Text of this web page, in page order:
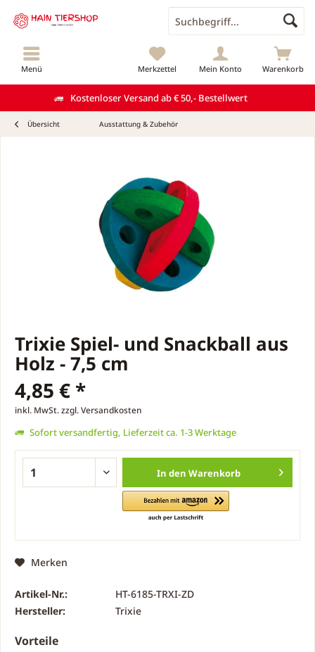
Kostenloser Versand ab € 50,- Bestellwert
Menü Warenkorb
Merkzettel Mein Konto
Übersicht Ausstattung & Zubehör
Trixie Spiel- und Snackball aus
Holz - 7,5 cm
4,85 € *
inkl. MwSt.zzgl. Versandkosten
Sofort versandfertig, Lieferzeit ca. 1-3 Werktage
In den Warenkorb
Merken
Artikel-Nr.:
HT-6185-TRXI-ZD
Hersteller:
Trixie
Vorteile